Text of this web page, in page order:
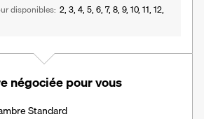
disponibles 2, 3, 4, 5, 6, 7, 8, 9, 10, 11, 12,
négociée pour vous
Standard